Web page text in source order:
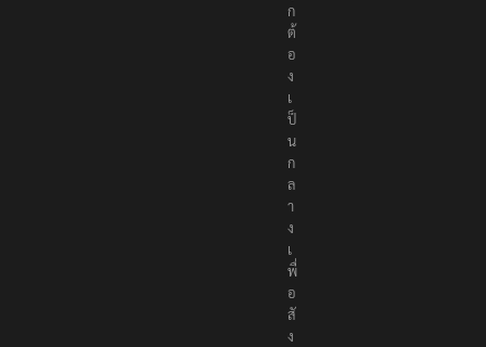
ก
ต้
อ
ง
เ
ป็
น
ก
ล
า
ง
เ
พื่
อ
สั
ง